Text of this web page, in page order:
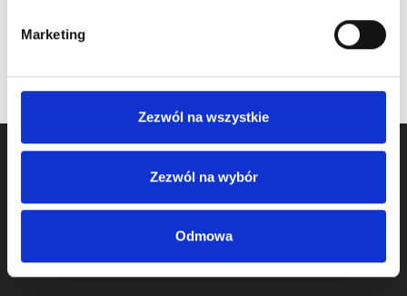
Marketing
Zezwól na wszystkie
Zezwól na wybór
Odmowa